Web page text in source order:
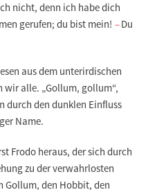
nicht, denn ich habe dich
gerufen; du bist mein! –Du
aus dem unterirdischen
wir alle. „Gollum, gollum“,
durch den dunklen Einfluss
Name.
Frodo heraus, der sich durch
zu der verwahrlosten
Gollum, den Hobbit, den